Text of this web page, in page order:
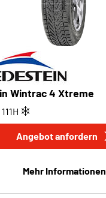
Wintrac 4 Xtreme
111H
Angebot anfordern
Mehr Informationen